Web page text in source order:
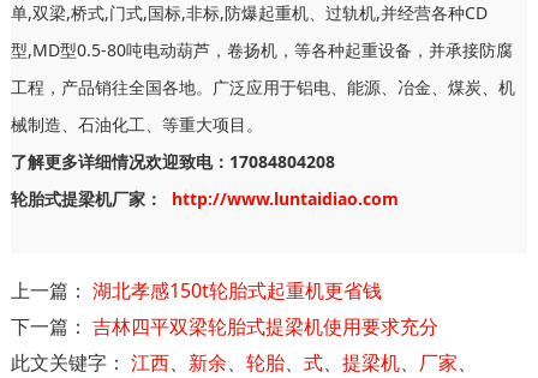
单,双梁,桥式,门式,国标,非标,防爆起重机、过轨机,并经营各种CD
型,MD型0.5-80吨电动葫芦，卷扬机，等各种起重设备，并承接防腐
工程，产品销往全国各地。广泛应用于铝电、能源、冶金、煤炭、机
械制造、石油化工、等重大项目。
了解更多详细情况欢迎致电：17084804208
轮胎式提梁机厂家：
http://www.luntaidiao.com
上一篇： 湖北孝感150t轮胎式起重机更省钱
下一篇： 吉林四平双梁轮胎式提梁机使用要求充分
此文关键字： 江西、 新余、 轮胎、 式、 提梁机、 厂家、